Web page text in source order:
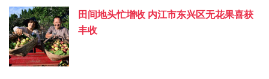
田间地头忙增收 内江市东兴区无花果喜获
丰收